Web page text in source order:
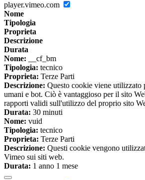
player.vimeo.com
Nome
Tipologia
Proprieta
Descrizione
Durata
Nome: __cf_bm
Tipologia: tecnico
Proprieta: Terze Parti
Descrizione: Questo cookie viene utilizzato
umani e bot. Ciò è vantaggioso per il sito
rapporti validi sull'utilizzo del proprio sito
Durata: 30 minuti
Nome: vuid
Tipologia: tecnico
Proprieta: Terze Parti
Descrizione: Questi cookie vengono
Vimeo sui siti web.
Durata: 1 anno 1 mese